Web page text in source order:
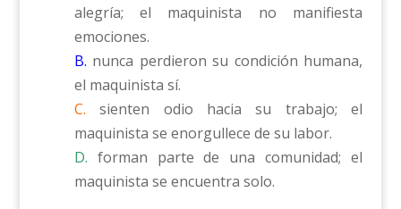
alegría; el maquinista no manifiesta
emociones.
B. nunca perdieron su condición humana,
el maquinista sí.
C. sienten odio hacia su trabajo; el
maquinista se enorgullece de su labor.
D. forman parte de una comunidad; el
maquinista se encuentra solo.